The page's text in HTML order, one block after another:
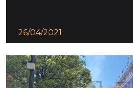
26/04/2021